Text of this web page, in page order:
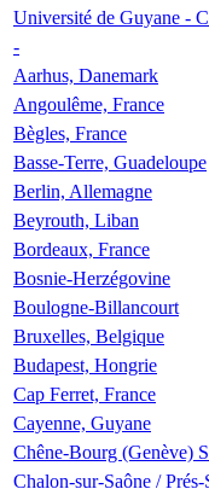
Université de Guyane -
-
Aarhus, Danemark
Angoulême, France
Bègles, France
Basse-Terre, Guadeloupe
Berlin, Allemagne
Beyrouth, Liban
Bordeaux, France
Bosnie-Herzégovine
Boulogne-Billancourt
Bruxelles, Belgique
Budapest, Hongrie
Cap Ferret, France
Cayenne, Guyane
Chêne-Bourg (Genève)
Chalon-sur-Saône /